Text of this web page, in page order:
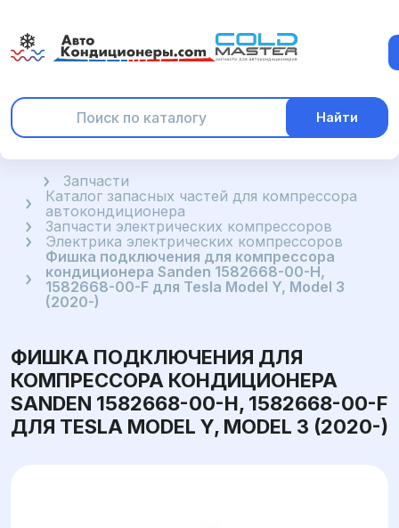
Найти
ГлавнаяЗапчасти
Каталог запасных частей для компрессора
автокондиционера
Запчасти электрических компрессоров
Электрика электрических компрессоров
Фишка подключения для компрессора
кондиционера Sanden 1582668-00-H,
1582668-00-F для Tesla Model Y, Model 3
(2020-)
ФИШКА ПОДКЛЮЧЕНИЯ ДЛЯ
КОМПРЕССОРА КОНДИЦИОНЕРА
SANDEN 1582668-00-H, 1582668-00-F
ДЛЯ TESLA MODEL Y, MODEL 3 (2020-)